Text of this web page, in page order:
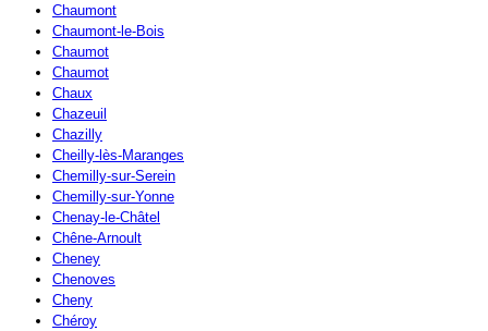
Chaumont
Chaumont-le-Bois
Chaumot
Chaumot
Chaux
Chazeuil
Chazilly
Cheilly-lès-Maranges
Chemilly-sur-Serein
Chemilly-sur-Yonne
Chenay-le-Châtel
Chêne-Arnoult
Cheney
Chenoves
Cheny
Chéroy